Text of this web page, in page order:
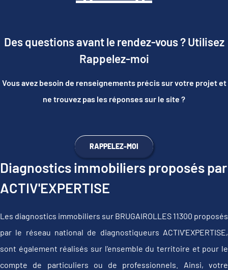
Des questions avant le rendez-vous ? Utilisez
Rappelez-moi
Vous avez besoin de renseignements précis sur votre projet et
ne trouvez pas les réponses sur le site ?
RAPPELEZ-MOI
Diagnostics immobiliers proposés par
ACTIV'EXPERTISE
Les diagnostics immobiliers sur BRUGAIROLLES 11300 proposés
par le réseau national de diagnostiqueurs ACTIV'EXPERTISE,
sont également réalisés sur l'ensemble du territoire et pour le
compte de particuliers ou de professionnels. Ainsi, votre